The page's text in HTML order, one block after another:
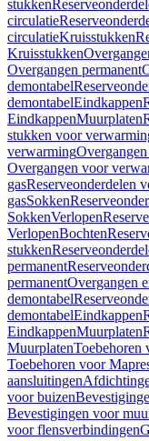
stukken
circulatie
circulatieKruisstukken
Kruisstukken
Overgangen permanent
demontabel
demontabelEindkappen
EindkappenMuurplaten
stukken voor
verwarming
Overgangen voor
gasReserveonderdelen
gasSokken
SokkenVerlopen
VerlopenBochten
stukken
permanent
permanentOvergangen
demontabel
demontabelEindkappen
EindkappenMuurplaten
MuurplatenToebehoren
Toebehoren voor
aansluitingen
voor buizen
Bevestigingen voor
voor flensverbindingen